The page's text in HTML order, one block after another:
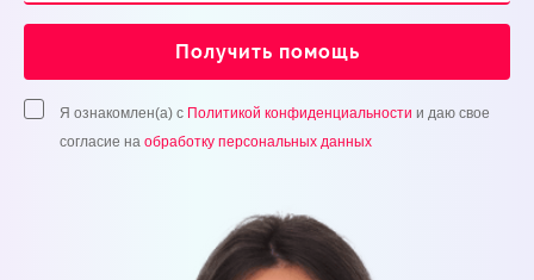
Получить помощь
Я ознакомлен(а) с Политикой конфиденциальности и даю свое
согласие на обработку персональных данных